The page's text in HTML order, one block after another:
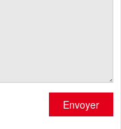
Envoyer